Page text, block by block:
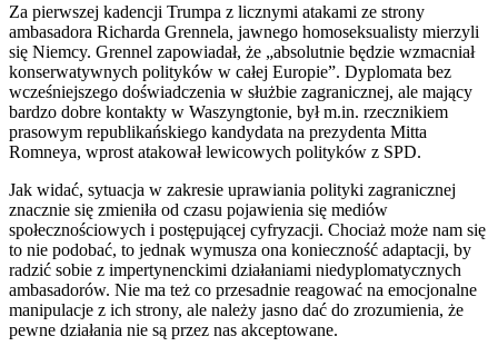
Za pierwszej kadencji Trumpa z licznymi atakami ze strony
ambasadora Richarda Grennela, jawnego homoseksualisty mierzyli
się Niemcy. Grennel zapowiadał, że „absolutnie będzie wzmacniał
konserwatywnych polityków w całej Europie”. Dyplomata bez
wcześniejszego doświadczenia w służbie zagranicznej, ale mający
bardzo dobre kontakty w Waszyngtonie, był m.in. rzecznikiem
prasowym republikańskiego kandydata na prezydenta Mitta
Romneya, wprost atakował lewicowych polityków z SPD.
Jak widać, sytuacja w zakresie uprawiania polityki zagranicznej
znacznie się zmieniła od czasu pojawienia się mediów
społecznościowych i postępującej cyfryzacji. Chociaż może nam się
to nie podobać, to jednak wymusza ona konieczność adaptacji, by
radzić sobie z impertynenckimi działaniami niedyplomatycznych
ambasadorów. Nie ma też co przesadnie reagować na emocjonalne
manipulacje z ich strony, ale należy jasno dać do zrozumienia, że
pewne działania nie są przez nas akceptowane.